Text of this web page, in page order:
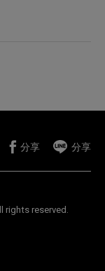
分享 分享
rights reserved.